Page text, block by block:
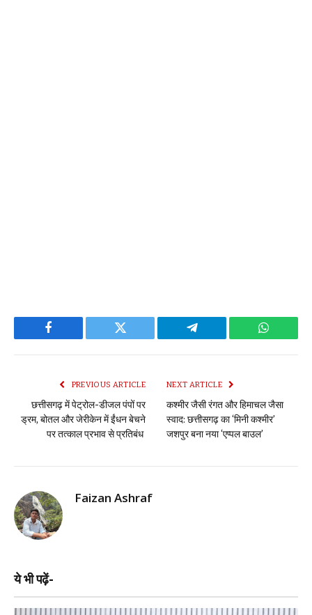
Facebook Twitter Telegram
PREVIOUS ARTICLE
छत्तीसगढ़ में पेट्रोल-डीजल पंपों पर
ड्रम, बोतल और जेरीकेन में ईंधन बेचने
पर तत्काल प्रभाव से प्रतिबंध
NEXT ARTICLE
कश्मीर जैसी रंगत और हिमाचल जैसा
स्वाद: छत्तीसगढ़ का ‘मिनी कश्मीर’
जशपुर बना नया ‘एप्पल बाउल’
Faizan Ashraf
ये भी पढ़ें-